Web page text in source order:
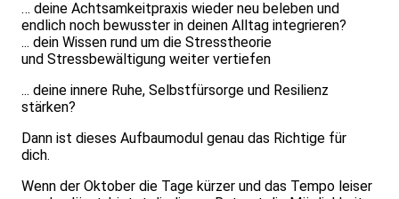
… deine Achtsamkeitpraxis wieder neu beleben und
endlich noch bewusster in deinen Alltag integrieren?
... dein Wissen rund um die Stresstheorie
und Stressbewältigung weiter vertiefen
... deine innere Ruhe, Selbstfürsorge und Resilienz
stärken?
Dann ist dieses Aufbaumodul genau das Richtige für
dich.
Wenn der Oktober die Tage kürzer und das Tempo leiser